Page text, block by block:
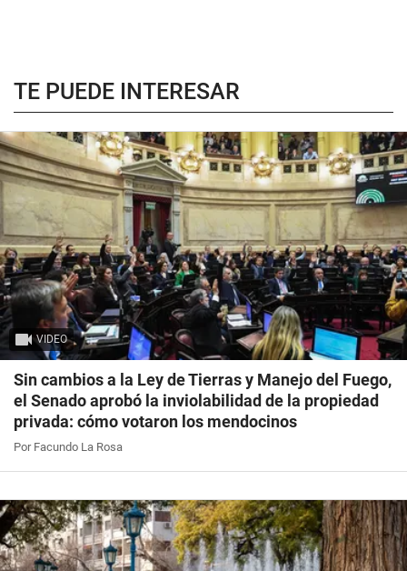
TE PUEDE INTERESAR
VIDEO
Sin cambios a la Ley de Tierras y Manejo del Fuego,
el Senado aprobó la inviolabilidad de la propiedad
privada: cómo votaron los mendocinos
Por Facundo La Rosa